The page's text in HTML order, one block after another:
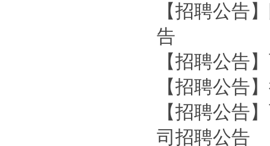
【招聘公告
告
【招聘公告
【招聘公告
【招聘公告
司招聘公告